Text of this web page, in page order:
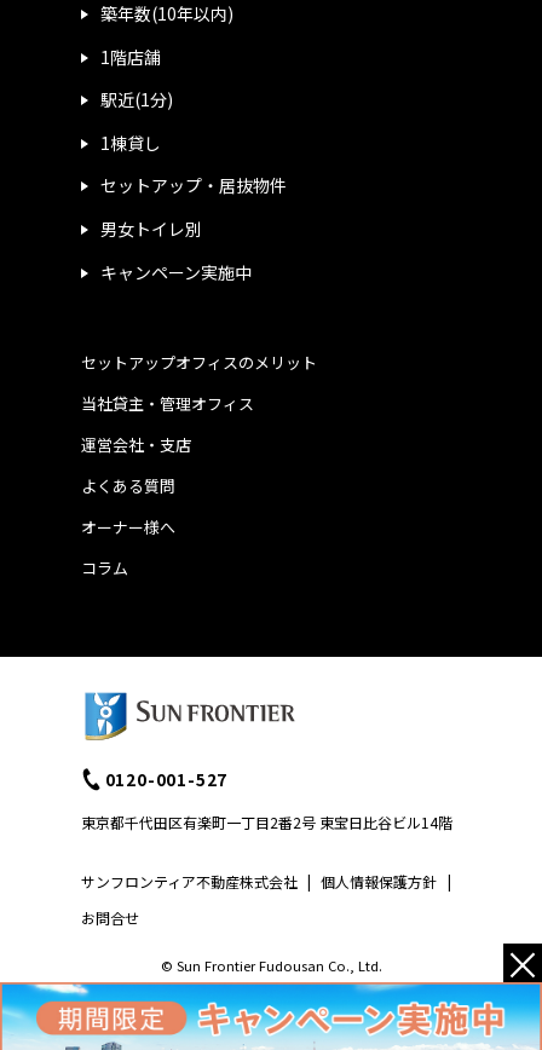
築年数(10年以内)
1階店舗
駅近(1分)
1棟貸し
セットアップ・居抜物件
男女トイレ別
キャンペーン実施中
運営会社・支店
よくある質問
当社貸主・管理オフィス
オーナー様へ
コラム
セットアップオフィスのメリット
サンフロンティア不動産株式会社 | 個人情報保護方針 |
お問合せ
0120-001-527
東京都千代田区有楽町一丁目2番2号 東宝日比谷ビル14階
© Sun Frontier Fudousan Co., Ltd. ×